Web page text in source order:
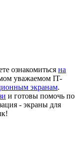
ознакомиться на
уважаемом IT-
экранам.
и готовы помочь по
- экраны для